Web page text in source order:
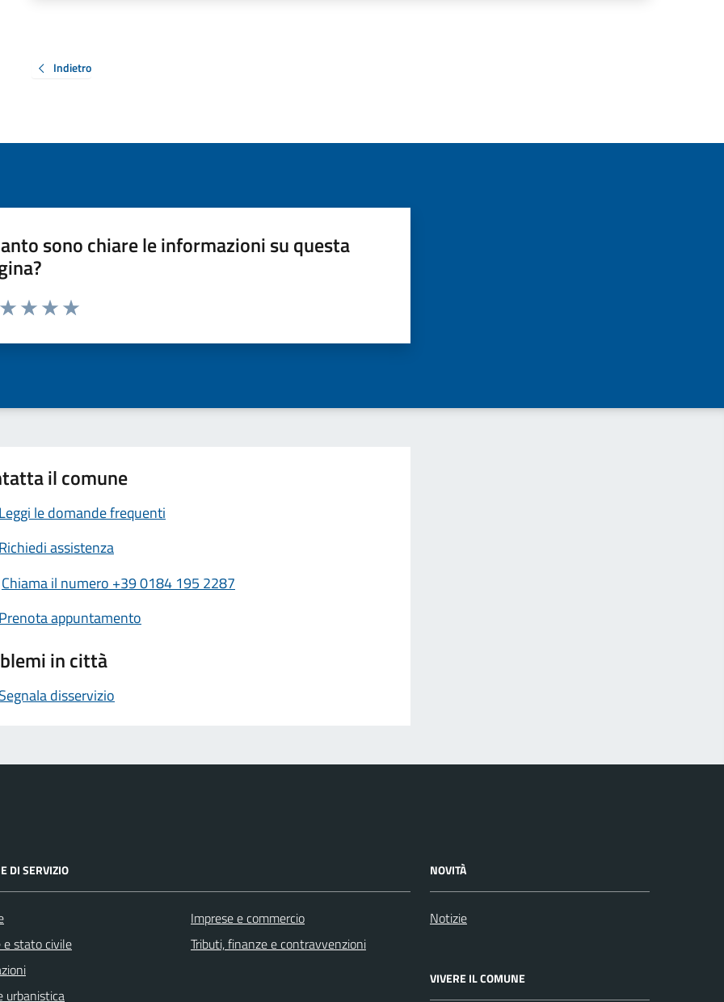
Indietro
sono chiare le informazioni su questa
da 1 a 5 stelle la pagina
il comune
Leggi le domande frequenti
Richiedi assistenza
Chiama il numero +39 0184 195 2287
Prenota appuntamento
in città
Segnala disservizio
DI SERVIZIO
e stato civile
urbanistica
Imprese e commercio
Tributi, finanze e contravvenzioni
NOVITÀ
Notizie
VIVERE IL COMUNE